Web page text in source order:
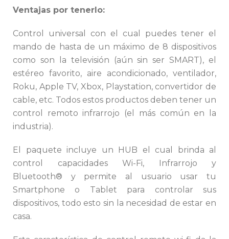
Ventajas por tenerlo:
Control universal con el cual puedes tener el
mando de hasta de un máximo de 8 dispositivos
como son la televisión (aún sin ser SMART), el
estéreo favorito, aire acondicionado, ventilador,
Roku, Apple TV, Xbox, Playstation, convertidor de
cable, etc. Todos estos productos deben tener un
control remoto infrarrojo (el más común en la
industria).
El paquete incluye un HUB el cual brinda al
control capacidades Wi-Fi, Infrarrojo y
Bluetooth® y permite al usuario usar tu
Smartphone o Tablet para controlar sus
dispositivos, todo esto sin la necesidad de estar en
casa.